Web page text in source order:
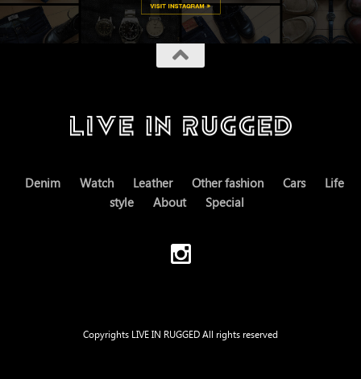
Denim Watch Leather Other fashion Cars
Life
style
About Special
Copyrights LIVE IN RUGGED All rights reserved